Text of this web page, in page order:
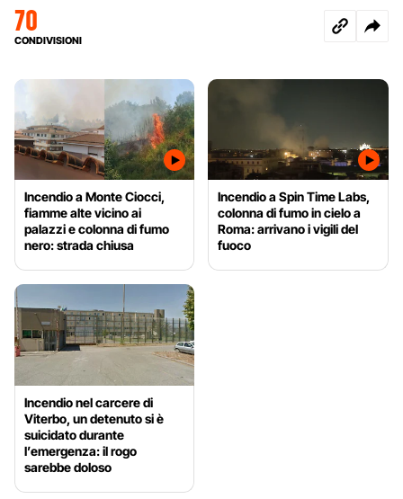
70
CONDIVISIONI
Incendio a Monte Ciocci,
fiamme alte vicino ai
palazzi e colonna di fumo
nero: strada chiusa
Incendio a Spin Time Labs,
colonna di fumo in cielo a
Roma: arrivano i vigili del
fuoco
Incendio nel carcere di
Viterbo, un detenuto si è
suicidato durante
l’emergenza: il rogo
sarebbe doloso